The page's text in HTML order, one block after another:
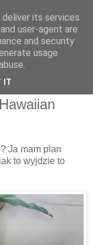
Ja mam plan
to wyjdzie to
its services
user-agent are
and security
usage
IT